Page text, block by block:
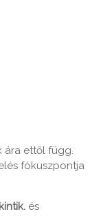
ára ettől függ.
fókuszpontja
és